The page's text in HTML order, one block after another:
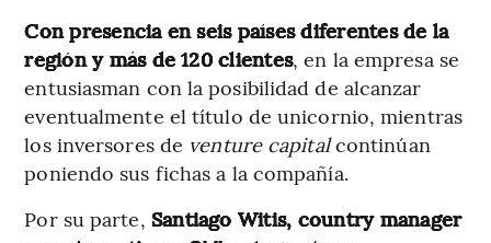
Con presencia en seis países diferentes de la
región y más de 120 clientes, en la empresa se
entusiasman con la posibilidad de alcanzar
eventualmente el título de unicornio, mientras
los inversores de venture capitalcontinúan
poniendo sus fichas a la compañía.
Por su parte, Santiago Witis, country manager